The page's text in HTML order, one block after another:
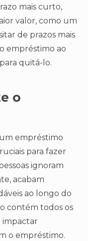
mais curto,
valor, como um
de prazos mais
empréstimo ao
quitá-lo.
o
empréstimo
para fazer
ignoram
acabam
ao longo do
contém todos os
impactar
o empréstimo.